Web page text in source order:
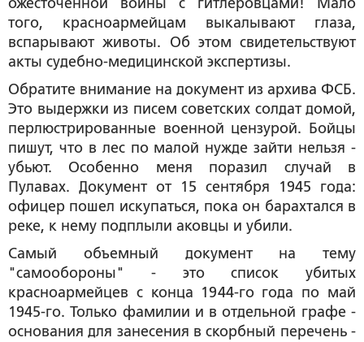
ожесточенной войны с гитлеровцами! Мало
того, красноармейцам выкалывают глаза,
вспарывают животы. Об этом свидетельствуют
акты судебно-медицинской экспертизы.
Обратите внимание на документ из архива ФСБ.
Это выдержки из писем советских солдат домой,
перлюстрированные военной цензурой. Бойцы
пишут, что в лес по малой нужде зайти нельзя -
убьют. Особенно меня поразил случай в
Пулавах. Документ от 15 сентября 1945 года:
офицер пошел искупаться, пока он барахтался в
реке, к нему подплыли аковцы и убили.
Самый объемный документ на тему
"самообороны" - это список убитых
красноармейцев с конца 1944-го года по май
1945-го. Только фамилии и в отдельной графе -
основания для занесения в скорбный перечень -